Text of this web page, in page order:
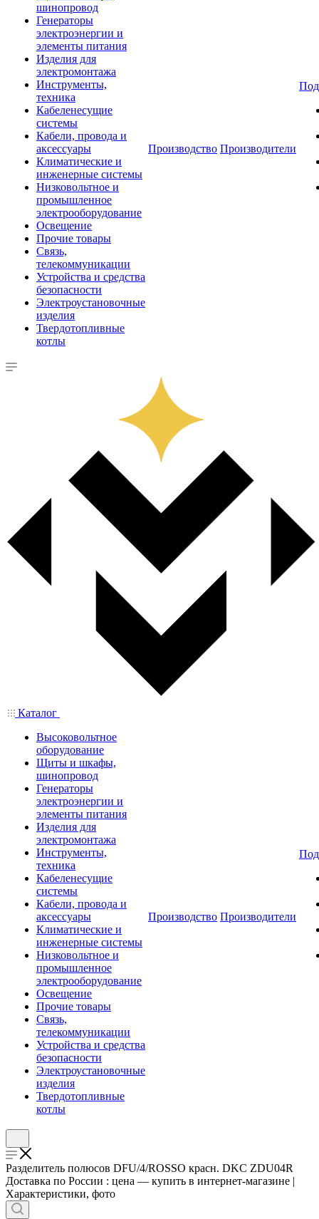
шинопровод
Генераторы
электроэнергии и
элементы питания
Изделия для
электромонтажа
Инструменты,
техника
Кабеленесущие
системы
Кабели, провода и
аксессуары
Климатические и
инженерные системы
Низковольтное и
промышленное
электрооборудование
Освещение
Прочие товары
Связь,
телекоммуникации
Устройства и средства
безопасности
Электроустановочные
изделия
Твердотопливные
котлы
Производство Производители
Каталог
Высоковольтное
оборудование
Щиты и шкафы,
шинопровод
Генераторы
электроэнергии и
элементы питания
Изделия для
электромонтажа
Инструменты,
техника
Кабеленесущие
системы
Кабели, провода и
аксессуары
Климатические и
инженерные системы
Низковольтное и
промышленное
электрооборудование
Освещение
Прочие товары
Связь,
телекоммуникации
Устройства и средства
безопасности
Электроустановочные
изделия
Твердотопливные
котлы
Производство Производители
Разделитель полюсов DFU/4/ROSSO красн. DKC ZDU04R
Доставка по России : цена — купить в интернет-магазине |
Характеристики, фото